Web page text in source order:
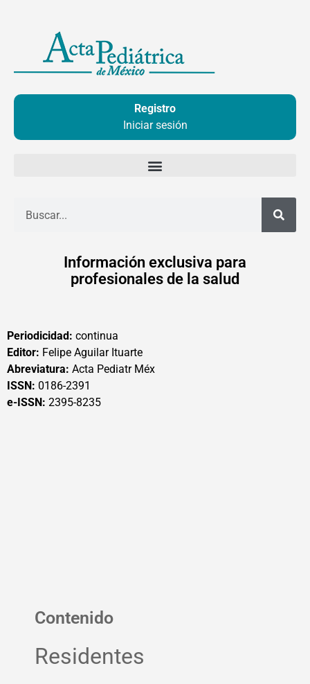
contenido
Registro
Iniciar sesión
Información exclusiva para
profesionales de la salud
Periodicidad: continua
Editor: Felipe Aguilar Ituarte
Abreviatura: Acta Pediatr Méx
ISSN: 0186-2391
e-ISSN: 2395-8235
Contenido
Residentes